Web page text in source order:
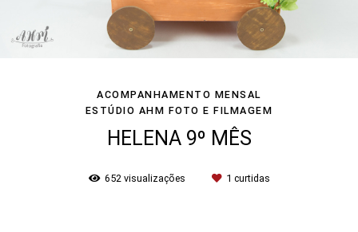
ACOMPANHAMENTO MENSAL
ESTÚDIO AHM FOTO E FILMAGEM
HELENA 9º MÊS
652 visualizações 1 curtidas